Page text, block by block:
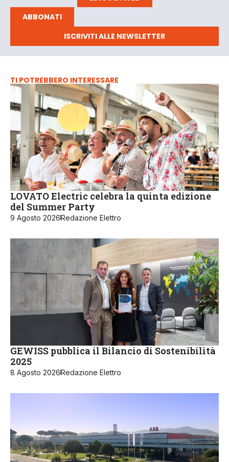
ABBONATI
ISCRIVITI ALLE NEWSLETTER
TI POTREBBERO INTERESSARE
LOVATO Electric celebra la quinta edizione
del Summer Party
9 Agosto 2026Redazione Elettro
GEWISS pubblica il Bilancio di Sostenibilità
2025
8 Agosto 2026Redazione Elettro